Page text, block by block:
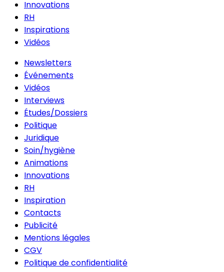
Innovations
RH
Inspirations
Vidéos
Newsletters
Événements
Vidéos
Interviews
Études/Dossiers
Politique
Juridique
Soin/hygiène
Animations
Innovations
RH
Inspiration
Contacts
Publicité
Mentions légales
CGV
Politique de confidentialité